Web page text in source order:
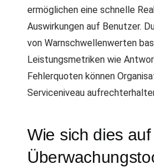
ermöglichen eine schnelle
Auswirkungen auf Benutzer.
von Warnschwellenwerten
Leistungsmetriken wie
Fehlerquoten können
Serviceniveau
Wie sich dies auf